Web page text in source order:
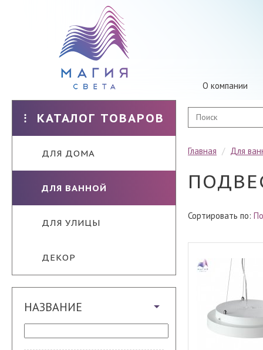
О компании
КАТАЛОГ ТОВАРОВ
ДЛЯ ДОМА
ДЛЯ ВАННОЙ
ДЛЯ УЛИЦЫ
ДЕКОР
НАЗВАНИЕ
Главная / Для
Сортировать по: